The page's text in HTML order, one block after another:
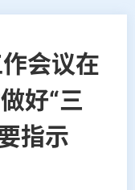
会议在
好“三
指示